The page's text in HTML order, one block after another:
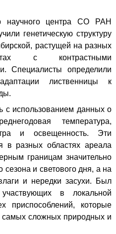
научного центра СО РАН
генетическую структуру
растущей на разных
с контрастными
Специалисты определили
лиственницы к
с использованием данных о
температура,
и освещенность. Эти
в разных областях ареала
границам значительно
и светового дня, а на
и нередки засухи. Был
в локальной
приспособлений, которые
самых сложных природных и